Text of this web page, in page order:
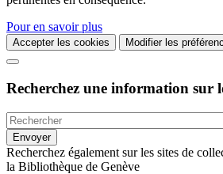
Pour en savoir plus
Accepter les cookies Modifier les
Recherchez une information sur
Recherchez également sur les sites de
la Bibliothèque de Genève